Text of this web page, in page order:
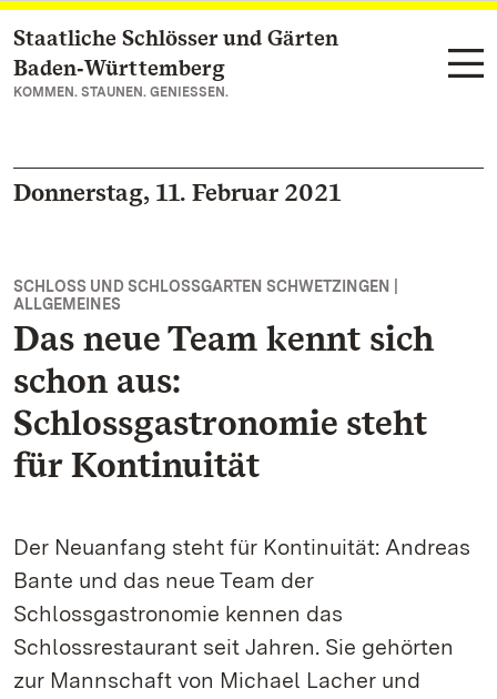
Zum Hauptinhalt springen
Staatliche Schlösser und Gärten
Baden‑Württemberg
KOMMEN. STAUNEN. GENIESSEN.
Donnerstag, 11. Februar 2021
SCHLOSS UND SCHLOSSGARTEN SCHWETZINGEN |
ALLGEMEINES
Das neue Team kennt sich
schon aus:
Schlossgastronomie steht
für Kontinuität
Der Neuanfang steht für Kontinuität: Andreas
Bante und das neue Team der
Schlossgastronomie kennen das
Schlossrestaurant seit Jahren. Sie gehörten
zur Mannschaft von Michael Lacher und